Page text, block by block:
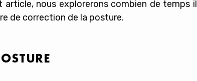
nous explorerons combien de temps il
de correction de la posture.